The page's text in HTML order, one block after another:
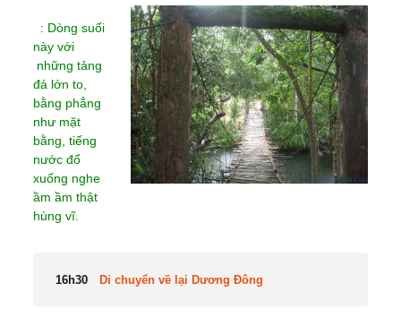
: Dòng suối
này với
những tảng
đá lớn to,
bằng phẳng
như mặt
bằng, tiếng
nước đổ
xuống nghe
ầm ầm thật
hùng vĩ.
16h30 Di chuyển về lại Dương Đông